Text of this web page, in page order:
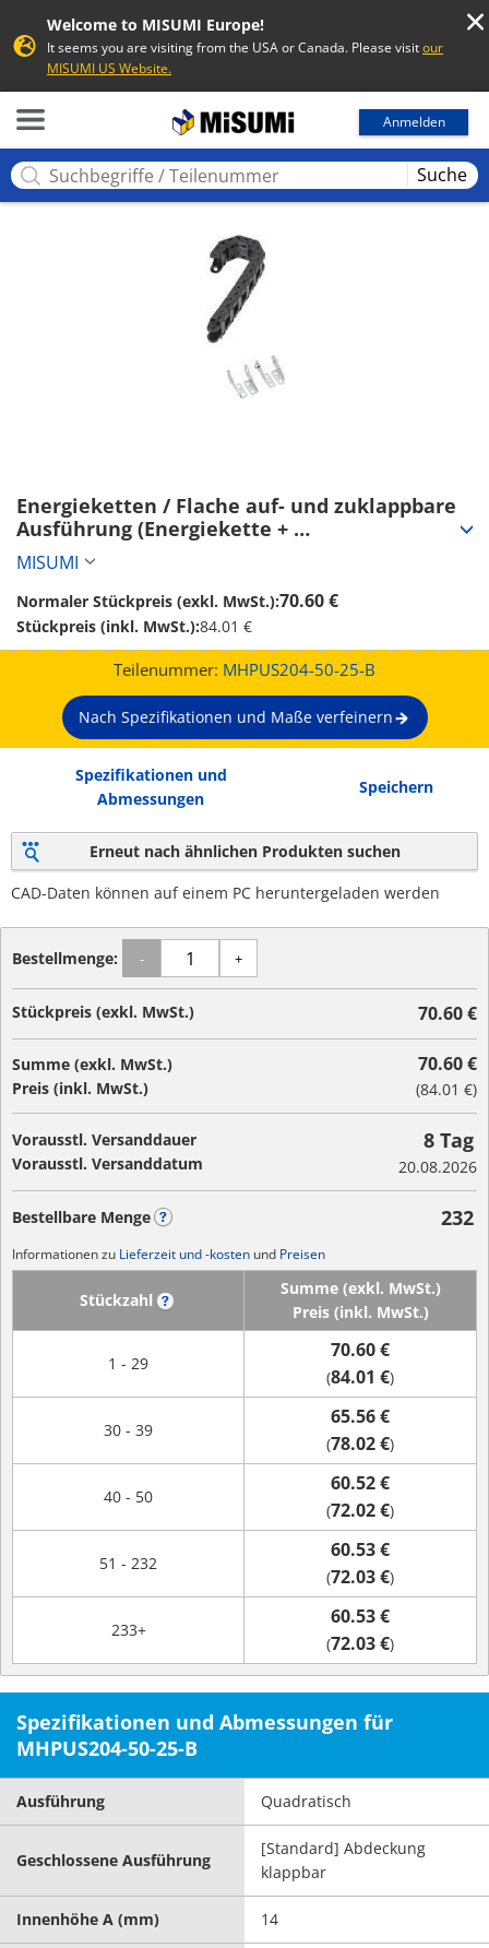
Welcome to MISUMI Europe!
It seems you are visiting from the USA or Canada. Please visitour
MISUMI US Website.
Anmelden
Suche
Energieketten / Flache auf- und zuklappbare
Ausführung (Energiekette +
Montagehalterungen) (MHPUS204-50-25-B)
MISUMI
Normaler Stückpreis (exkl. MwSt.):70.60 €
Stückpreis (inkl. MwSt.):84.01 €
Teilenummer: MHPUS204-50-25-B
Nach Spezifikationen und Maße verfeinern
Spezifikationen und
Abmessungen
Speichern
Erneut nach ähnlichen Produkten suchen
CAD-Daten können auf einem PC heruntergeladen werden
Bestellmenge: - +
Stückpreis (exkl. MwSt.) 70.60 €
Summe (exkl. MwSt.)
Preis (inkl. MwSt.)
70.60 €
(84.01 €)
Vorausstl. Versanddauer
Vorausstl. Versanddatum
8 Tag
20.08.2026
Bestellbare Menge 232
Informationen zu Lieferzeit und -kosten und Preisen
Stückzahl
Summe (exkl. MwSt.)
Preis (inkl. MwSt.)
1 - 29
70.60 €
(84.01 €)
30 - 39
65.56 €
(78.02 €)
40 - 50
60.52 €
(72.02 €)
51 - 232
60.53 €
(72.03 €)
233+
60.53 €
(72.03 €)
Spezifikationen und Abmessungen für
MHPUS204-50-25-B
Ausführung Quadratisch
Geschlossene Ausführung
[Standard] Abdeckung
klappbar
Innenhöhe A (mm) 14